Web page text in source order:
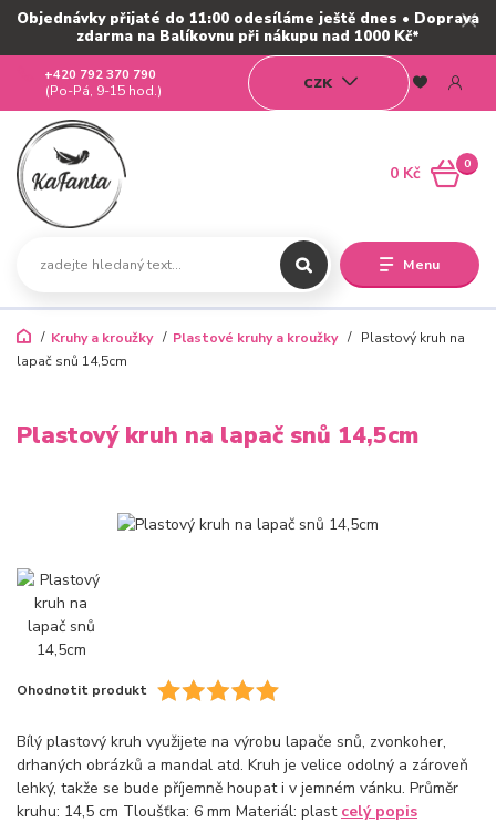
Objednávky přijaté do 11:00 odesíláme ještě dnes • Doprava
zdarma na Balíkovnu při nákupu nad 1000 Kč*
Menu
CZK
+420 792 370 790
(Po-Pá, 9-15 hod.)
0
0 Kč
Kruhy a kroužky Plastové kruhy a kroužky
Plastový kruh na
lapač snů 14,5cm
Plastový kruh na lapač snů 14,5cm
Ohodnotit produkt
Bílý plastový kruh využijete na výrobu lapače snů, zvonkoher,
drhaných obrázků a mandal atd. Kruh je velice odolný a zároveň
lehký, takže se bude příjemně houpat i v jemném vánku. Průměr
kruhu: 14,5 cm Tloušťka: 6 mm Materiál: plast celý popis